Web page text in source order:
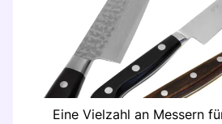
Eine Vielzahl an Messern